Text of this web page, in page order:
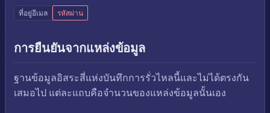
ที่อยู่อีเมล รหัสผ่าน
การยืนยันจากแหล่งข้อมูล
ฐานข้อมูลอิสระสี่แห่งบันทึกการรั่วไหลนี้และไม่ได้ตรงกัน
เสมอไป แต่ละแถบคือจำนวนของแหล่งข้อมูลนั้นเอง